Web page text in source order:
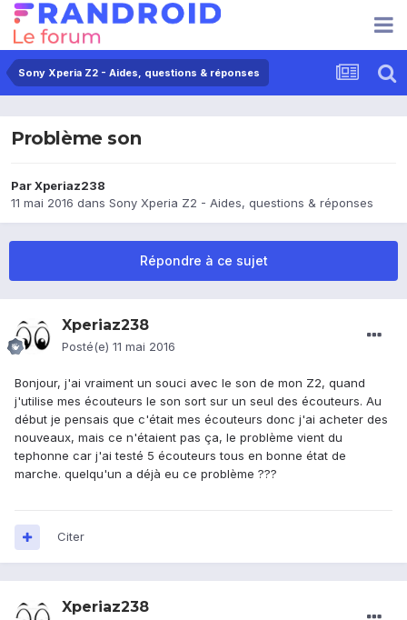
Sony Xperia Z2 - Aides, questions & réponses
Problème son
ParXperiaz238
11 mai 2016 dans Sony Xperia Z2 - Aides, questions & réponses
Répondre à ce sujet
Xperiaz238
Posté(e) 11 mai 2016
Bonjour, j'ai vraiment un souci avec le son de mon Z2, quand
j'utilise mes écouteurs le son sort sur un seul des écouteurs. Au
début je pensais que c'était mes écouteurs donc j'ai acheter des
nouveaux, mais ce n'étaient pas ça, le problème vient du
tephonne car j'ai testé 5 écouteurs tous en bonne état de
marche. quelqu'un a déjà eu ce problème ???
Citer
Xperiaz238